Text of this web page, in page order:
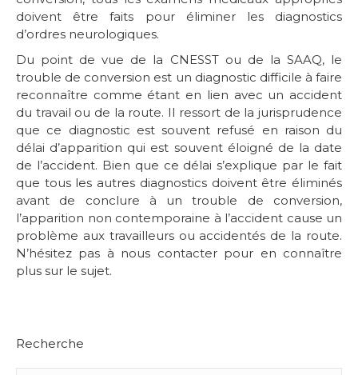
doivent être faits pour éliminer les diagnostics
d’ordres neurologiques.
Du point de vue de la CNESST ou de la SAAQ, le
trouble de conversion est un diagnostic difficile à faire
reconnaître comme étant en lien avec un accident
du travail ou de la route. Il ressort de la jurisprudence
que ce diagnostic est souvent refusé en raison du
délai d’apparition qui est souvent éloigné de la date
de l’accident. Bien que ce délai s’explique par le fait
que tous les autres diagnostics doivent être éliminés
avant de conclure à un trouble de conversion,
l’apparition non contemporaine à l’accident cause un
problème aux travailleurs ou accidentés de la route.
N’hésitez pas à nous contacter pour en connaître
plus sur le sujet.
Recherche